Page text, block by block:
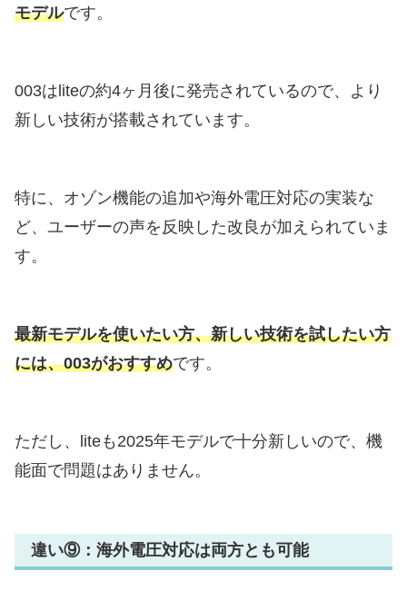
モデルです。
003はliteの約4ヶ月後に発売されているので、より
新しい技術が搭載されています。
特に、オゾン機能の追加や海外電圧対応の実装な
ど、ユーザーの声を反映した改良が加えられていま
す。
最新モデルを使いたい方、新しい技術を試したい方
には、003がおすすめです。
ただし、liteも2025年モデルで十分新しいので、機
能面で問題はありません。
違い⑨：海外電圧対応は両方とも可能